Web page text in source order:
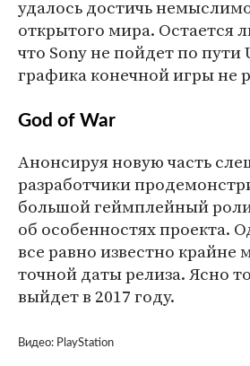
удалось достичь
открытого мира. Остается
что Sony не пойдет по пути
графика конечной игры не
God of War
Анонсируя новую часть
разработчики
большой геймплейный
об особенностях проекта.
все равно известно крайне
точной даты релиза. Ясно
выйдет в 2017 году.
Видео: PlayStation